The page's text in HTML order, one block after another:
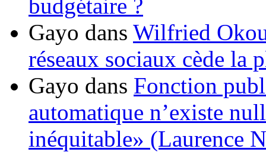
budgétaire ?
Gayo dans Wilfried
réseaux sociaux cède la
Gayo dans Fonction
automatique n’existe
inéquitable» (Laurence